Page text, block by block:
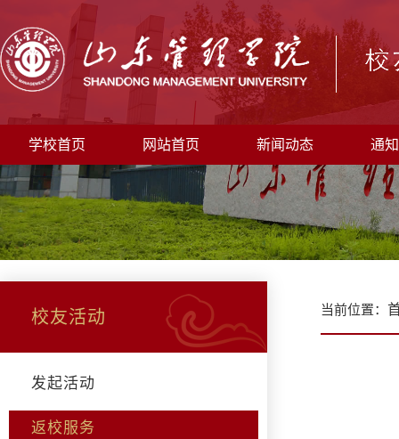
学校首页 网站首页 新闻动态 通
校友活动
发起活动
返校服务
当前位置：